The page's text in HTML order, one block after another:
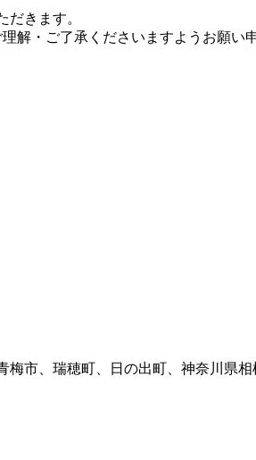
だきます。
解・ご了承くださいますようお願い
市、瑞穂町、日の出町、神奈川県